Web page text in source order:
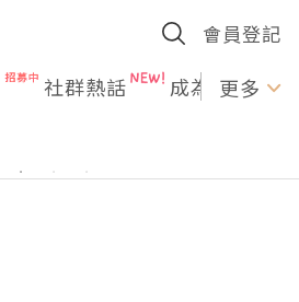
會員登記
社群熱話 成為U更多